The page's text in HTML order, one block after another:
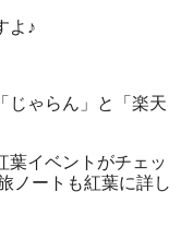
よ♪
じゃらん」と「楽天
葉イベントがチェッ
ノートも紅葉に詳し